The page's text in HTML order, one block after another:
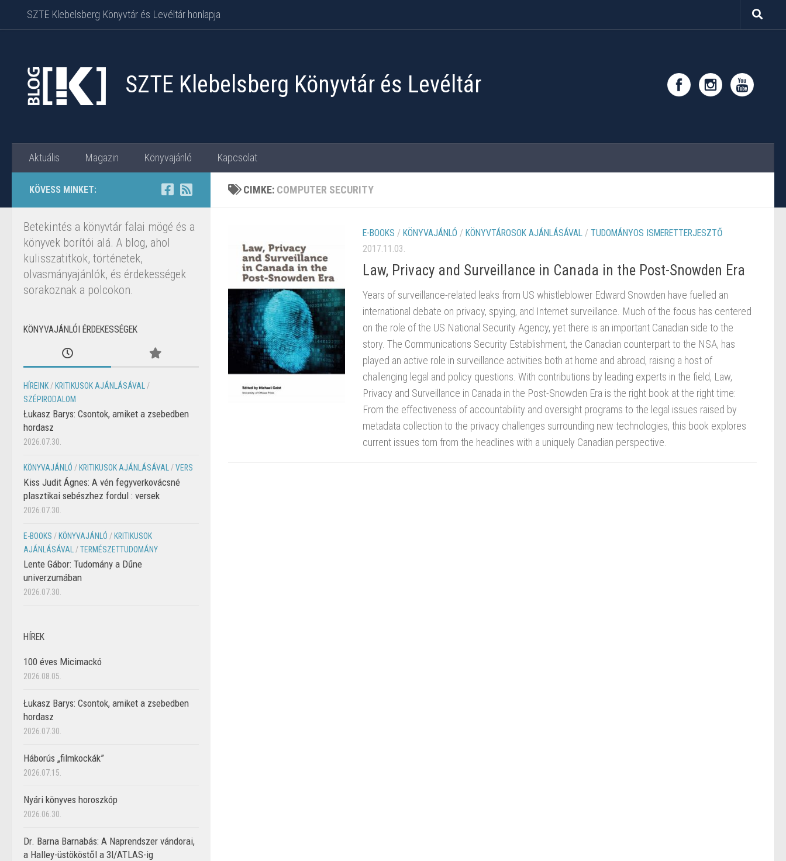
Skip to content
SZTE Klebelsberg Könyvtár és Levéltár honlapja
SZTE Klebelsberg Könyvtár és Levéltár
Aktuális Magazin Könyvajánló Kapcsolat
CIMKE: COMPUTER SECURITY
E-BOOKS / KÖNYVAJÁNLÓ / KÖNYVTÁROSOK AJÁNLÁSÁVAL / TUDOMÁNYOS ISMERETTERJESZTŐ
2017.11.03.
Law, Privacy and Surveillance in Canada in the Post-Snowden Era
Years of surveillance-related leaks from US whistleblower Edward Snowden have fuelled an
international debate on privacy, spying, and Internet surveillance. Much of the focus has centered
on the role of the US National Security Agency, yet there is an important Canadian side to the
story. The Communications Security Establishment, the Canadian counterpart to the NSA, has
played an active role in surveillance activities both at home and abroad, raising a host of
challenging legal and policy questions. With contributions by leading experts in the field, Law,
Privacy and Surveillance in Canada in the Post-Snowden Era is the right book at the right time:
From the effectiveness of accountability and oversight programs to the legal issues raised by
metadata collection to the privacy challenges surrounding new technologies, this book explores
current issues torn from the headlines with a uniquely Canadian perspective.
KÖVESS MINKET:
Betekintés a könyvtár falai mögé és a
könyvek borítói alá. A blog, ahol
kulisszatitkok, történetek,
olvasmányajánlók, és érdekességek
sorakoznak a polcokon.
KÖNYVAJÁNLÓI ÉRDEKESSÉGEK
HÍREINK / KRITIKUSOK AJÁNLÁSÁVAL
/
SZÉPIRODALOM
Łukasz Barys: Csontok, amiket a zsebedben
hordasz
2026.07.30.
KÖNYVAJÁNLÓ / KRITIKUSOK AJÁNLÁSÁVAL /VERS
Kiss Judit Ágnes: A vén fegyverkovácsné
plasztikai sebészhez fordul : versek
2026.07.30.
E-BOOKS / KÖNYVAJÁNLÓ / KRITIKUSOK
AJÁNLÁSÁVAL
/TERMÉSZETTUDOMÁNY
Lente Gábor: Tudomány a Dűne
univerzumában
2026.07.30.
HÍREK
100 éves Micimackó
2026.08.05.
Łukasz Barys: Csontok, amiket a zsebedben
hordasz
2026.07.30.
Háborús „filmkockák”
2026.07.15.
Nyári könyves horoszkóp
2026.06.30.
Dr. Barna Barnabás: A Naprendszer vándorai,
a Halley-üstököstől a 3I/ATLAS-ig